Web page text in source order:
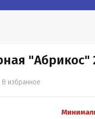
"Абрикос"
В избранное